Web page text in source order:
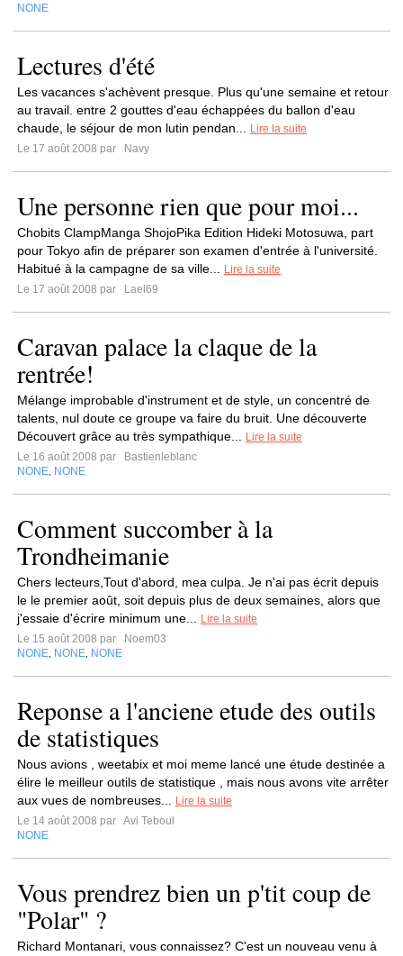
NONE
Lectures d'été
Les vacances s'achèvent presque. Plus qu'une semaine et retour
au travail. entre 2 gouttes d'eau échappées du ballon d'eau
chaude, le séjour de mon lutin pendan...
Lire la suite
Le 17 août 2008 par
Navy
Une personne rien que pour moi...
Chobits ClampManga ShojoPika Edition Hideki Motosuwa, part
pour Tokyo afin de préparer son examen d'entrée à l'université.
Habitué à la campagne de sa ville...
Lire la suite
Le 17 août 2008 par
Lael69
Caravan palace la claque de la
rentrée!
Mélange improbable d'instrument et de style, un concentré de
talents, nul doute ce groupe va faire du bruit. Une découverte
Découvert grâce au très sympathique...
Lire la suite
Le 16 août 2008 par
Bastienleblanc
NONE NONE
Comment succomber à la
Trondheimanie
Chers lecteurs,Tout d'abord, mea culpa. Je n'ai pas écrit depuis
le le premier août, soit depuis plus de deux semaines, alors que
j'essaie d'écrire minimum une...
Lire la suite
Le 15 août 2008 par
Noem03
NONE NONE NONE
Reponse a l'anciene etude des outils
de statistiques
Nous avions , weetabix et moi meme lancé une étude destinée a
élire le meilleur outils de statistique , mais nous avons vite arrêter
aux vues de nombreuses...
Lire la suite
Le 14 août 2008 par Avi Teboul
NONE
Vous prendrez bien un p'tit coup de
"Polar" ?
Richard Montanari, vous connaissez? C'est un nouveau venu à